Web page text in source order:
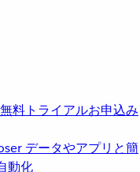
料トライアルお申込み
データやアプリと簡
動化